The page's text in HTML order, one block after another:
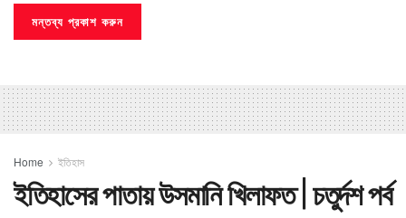
Home ইতিহাস
ইতিহাসের পাতায় উসমানি খিলাফত | চতুর্দশ পর্ব